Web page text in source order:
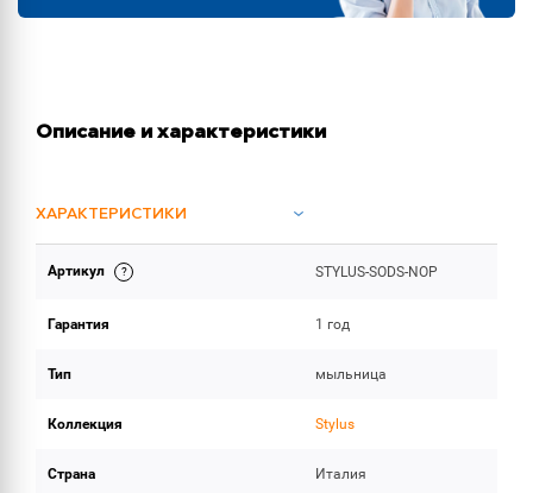
Описание и характеристики
ХАРАКТЕРИСТИКИ
ОБЪЕМ ПОСТАВКИ
Артикул STYLUS-SODS-NOP
Гарантия 1 год
Тип мыльница
Коллекция Stylus
Страна Италия